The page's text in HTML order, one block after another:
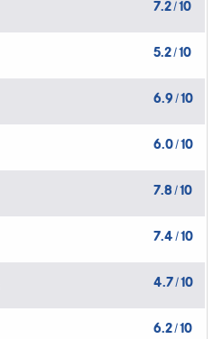
/
5.2/10
6.9 /10
6.0/10
7.8 /10
7.4 /10
4.7/10
6.2/10